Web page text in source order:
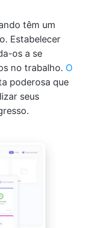
têm um
Estabelecer
os a se
no trabalho. O
poderosa que
seus